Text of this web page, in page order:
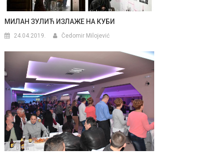
МИЛАН ЗУЛИЋ ИЗЛАЖЕ НА КУБИ
24.04.2019. Čedomir Milojević